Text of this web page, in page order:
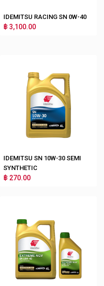
IDEMITSU RACING SN 0W-40
฿ 3,100.00
IDEMITSU SN 10W-30 SEMI
SYNTHETIC
฿ 270.00